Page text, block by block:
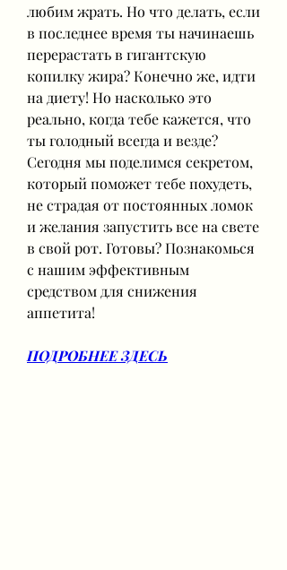
любим жрать. Но что делать, если
в последнее время ты начинаешь
перерастать в гигантскую
копилку жира? Конечно же, идти
на диету! Но насколько это
реально, когда тебе кажется, что
ты голодный всегда и везде?
Сегодня мы поделимся секретом,
который поможет тебе похудеть,
не страдая от постоянных ломок
и желания запустить все на свете
в свой рот. Готовы? Познакомься
с нашим эффективным
средством для снижения
аппетита!
ПОДРОБНЕЕ ЗДЕСЬ